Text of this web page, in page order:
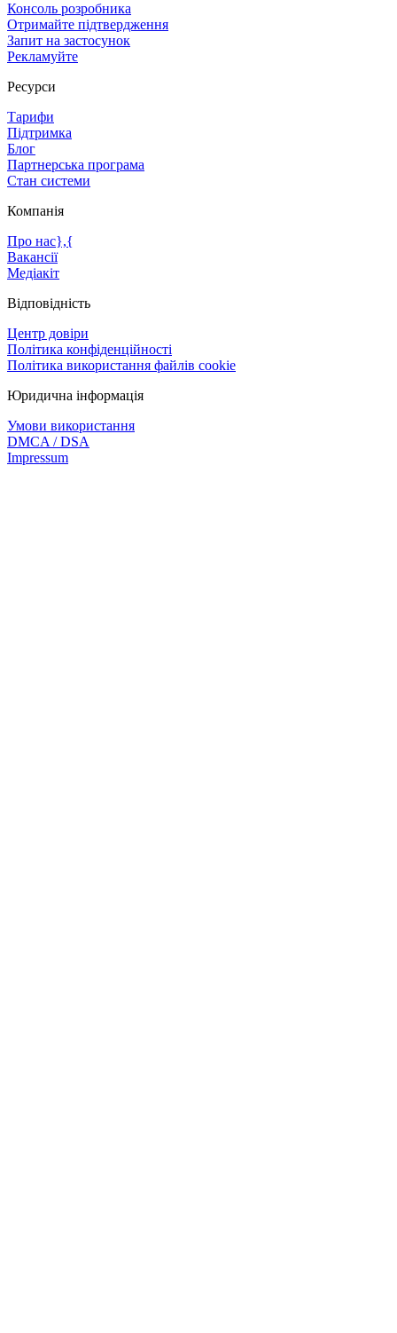
Консоль розробника
Отримайте підтвердження
Запит на застосунок
Рекламуйте
Ресурси
Тарифи
Підтримка
Блог
Партнерська програма
Стан системи
Компанія
Про нас},{
Вакансії
Медіакіт
Відповідність
Центр довіри
Політика конфіденційності
Політика використання файлів cookie
Юридична інформація
Умови використання
DMCA / DSA
Impressum